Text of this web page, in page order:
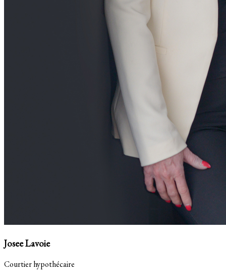
Josee Lavoie
Courtier hypothécaire